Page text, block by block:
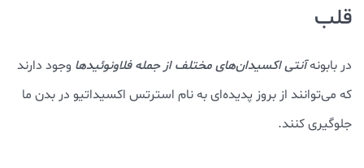
قلب
در بابونهآنتی اکسیدان‌های مختلف از جمله فلاونوئیدها وجود دارند
که می‌توانند از بروز پدیده‌ای به نام استرتس اکسیداتیو در بدن ما
جلوگیری کنند.